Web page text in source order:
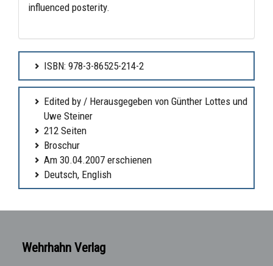
influenced posterity.
ISBN: 978-3-86525-214-2
Edited by / Herausgegeben von Günther Lottes und
Uwe Steiner
212 Seiten
Broschur
Am 30.04.2007 erschienen
Deutsch, English
Wehrhahn Verlag